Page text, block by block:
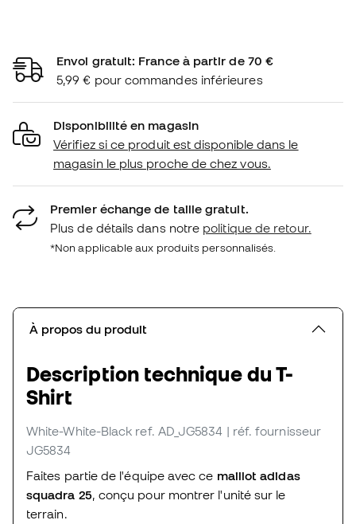
Envoi gratuit: France à partir de 70 €
5,99 € pour commandes inférieures
Disponibilité en magasin
Vérifiez si ce produit est disponible dans le
magasin le plus proche de chez vous.
Premier échange de taille gratuit.
Plus de détails dans notre politique de retour.
*Non applicable aux produits personnalisés.
À propos du produit
Description technique du T-
Shirt
White-White-Black ref. AD_JG5834 | réf. fournisseur
JG5834
Faites partie de l'équipe avec ce maillot adidas
squadra 25, conçu pour montrer l'unité sur le
terrain.